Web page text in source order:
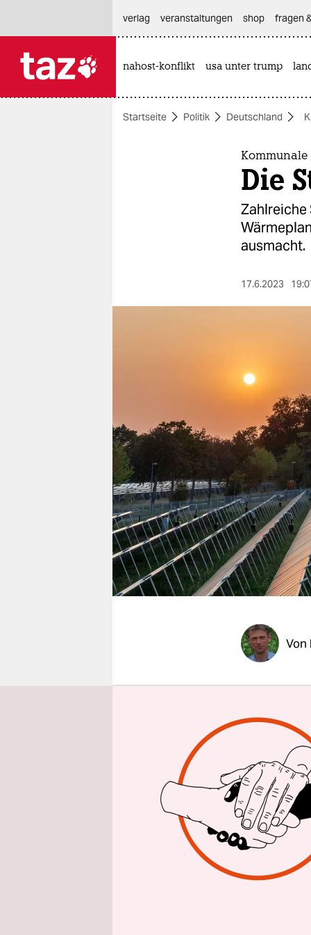
themen
verlag
veranstaltungen
shop
fragen & hilfe
unterstützen
abo
genossenschaft
verlag
veranstaltungen shop fragen
nahost-konflikt usa unter trump
Startseite Politik Deutschland
Die
Zahlreiche
ausmacht.
17.6.2023
Von
Es war
schon im
erst dort
Während
2028
schon vor
20.000